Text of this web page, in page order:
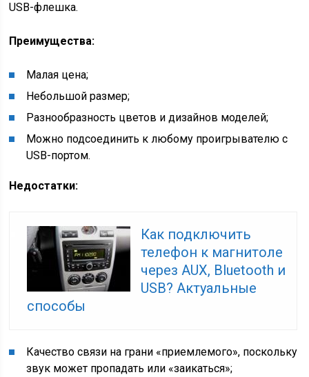
USB-флешка.
Преимущества:
Малая цена;
Небольшой размер;
Разнообразность цветов и дизайнов моделей;
Можно подсоединить к любому проигрывателю с
USB-портом.
Недостатки:
Как подключить
телефон к магнитоле
через AUX, Bluetooth и
USB? Актуальные
способы
Качество связи на грани «приемлемого», поскольку
звук может пропадать или «заикаться»;